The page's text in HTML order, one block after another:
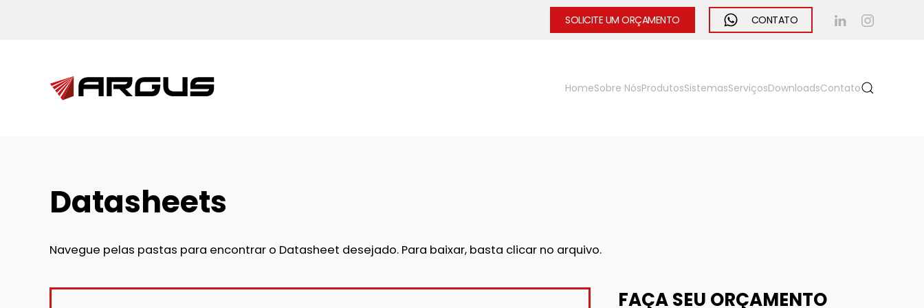
SOLICITE UM ORÇAMENTO CONTATO
HomeSobre NósProdutosSistemasServiçosDownloadsContato
Datasheets
Navegue pelas pastas para encontrar o Datasheet desejado. Para baixar, basta clicar no arquivo.
FAÇA SEU ORÇAMENTO